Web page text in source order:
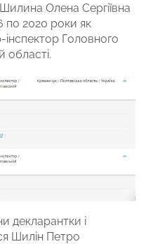
Олена Сергіївна
по 2020 роки як
Головного
області.
декларантки і
Шилін Петро